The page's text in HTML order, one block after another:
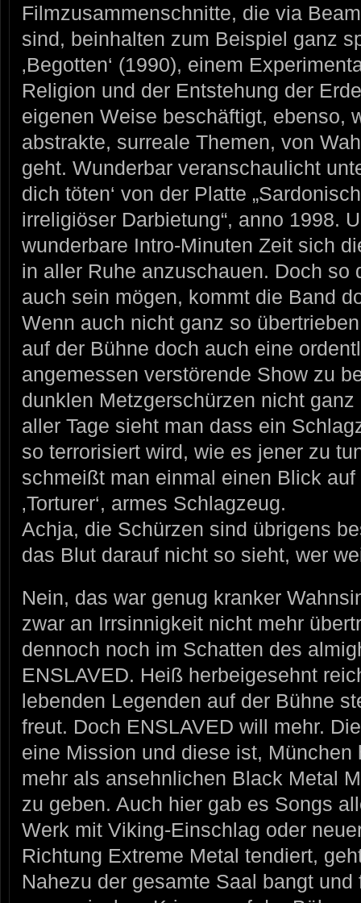
Filmzusammenschnitte, die via
sind, beinhalten zum Beispiel ganz
‚Begotten‘ (1990), einem
Religion und der Entstehung der
eigenen Weise beschäftigt, ebenso,
abstrakte, surreale Themen, von
geht. Wunderbar veranschaulicht
dich töten‘ von der Platte
irreligiöser Darbietung“, anno 1998.
wunderbare Intro-Minuten Zeit sich
in aller Ruhe anzuschauen. Doch so
auch sein mögen, kommt die Band
Wenn auch nicht ganz so
auf der Bühne doch auch eine
angemessen verstörende Show zu
dunklen Metzgerschürzen nicht
aller Tage sieht man dass ein
so terrorisiert wird, wie es jener zu
schmeißt man einmal einen Blick
‚Torturer‘, armes Schlagzeug.
Achja, die Schürzen sind übrigens
das Blut darauf nicht so sieht, wer
Nein, das war genug kranker
zwar an Irrsinnigkeit nicht mehr
dennoch noch im Schatten des
ENSLAVED. Heiß herbeigesehnt
lebenden Legenden auf der Bühne
freut. Doch ENSLAVED will mehr.
eine Mission und diese ist,
mehr als ansehnlichen Black Metal
zu geben. Auch hier gab es Songs
Werk mit Viking-Einschlag oder
Richtung Extreme Metal tendiert,
Nahezu der gesamte Saal bangt